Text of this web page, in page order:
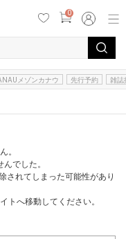
0
メゾンカナウ 先行予約 雑誌
。
でした。
されてしまった可能性があり
トへ移動してください。